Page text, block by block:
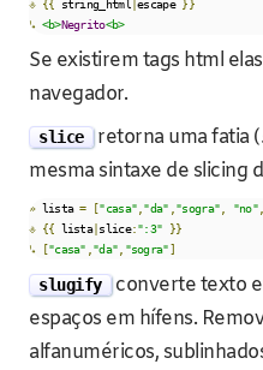
⎀ {{ string_html |escape }}
↳ <b>Negrito<b>
Se existirem tags html
navegador.
slice retorna uma fatia (
mesma sintaxe de slicing
» lista = ["casa" "da" "sogra" "no",
⎀ {{ lista|slice:":3" }}
↳
["casa" "da" "sogra"]
slugify converte texto
espaços em hífens.
alfanuméricos,